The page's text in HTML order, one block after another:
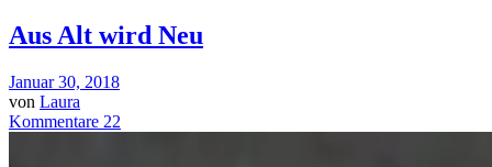
Aus Alt wird Neu
Januar 30, 2018
von Laura
Kommentare 22